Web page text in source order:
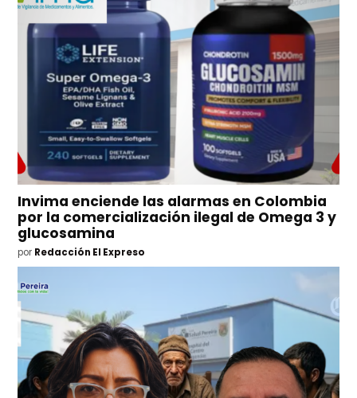
Invima enciende las alarmas en Colombia
por la comercialización ilegal de Omega 3 y
glucosamina
por Redacción El Expreso